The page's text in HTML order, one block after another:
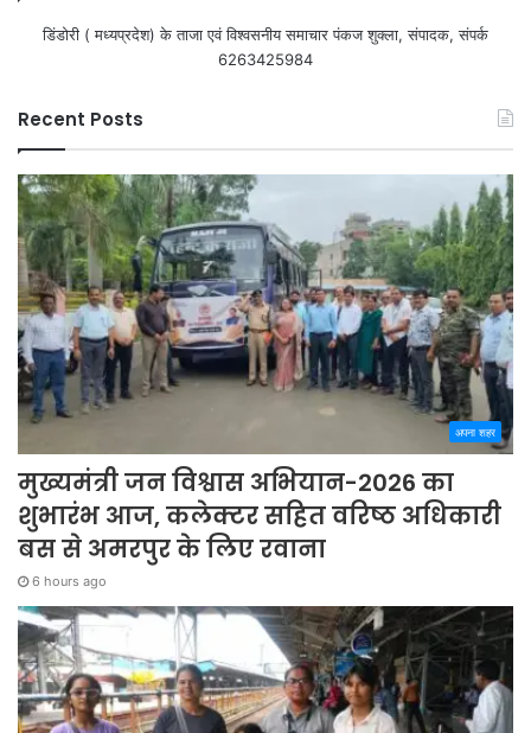
डिंडोरी ( मध्यप्रदेश) के ताजा एवं विश्वसनीय समाचार पंकज शुक्ला, संपादक, संपर्क
6263425984
Recent Posts
अपना शहर
मुख्यमंत्री जन विश्वास अभियान-2026 का
शुभारंभ आज, कलेक्टर सहित वरिष्ठ अधिकारी
बस से अमरपुर के लिए रवाना
6 hours ago